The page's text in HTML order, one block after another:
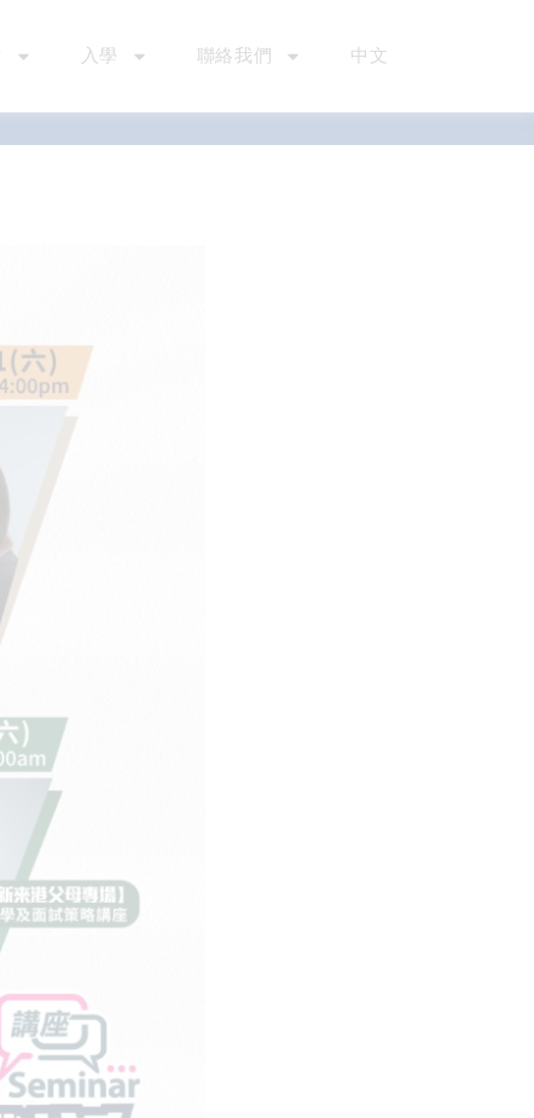
入學 聯絡我們 中文